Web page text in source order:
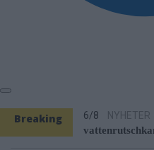
Breaking
News
6/8
NYHETER
sotare